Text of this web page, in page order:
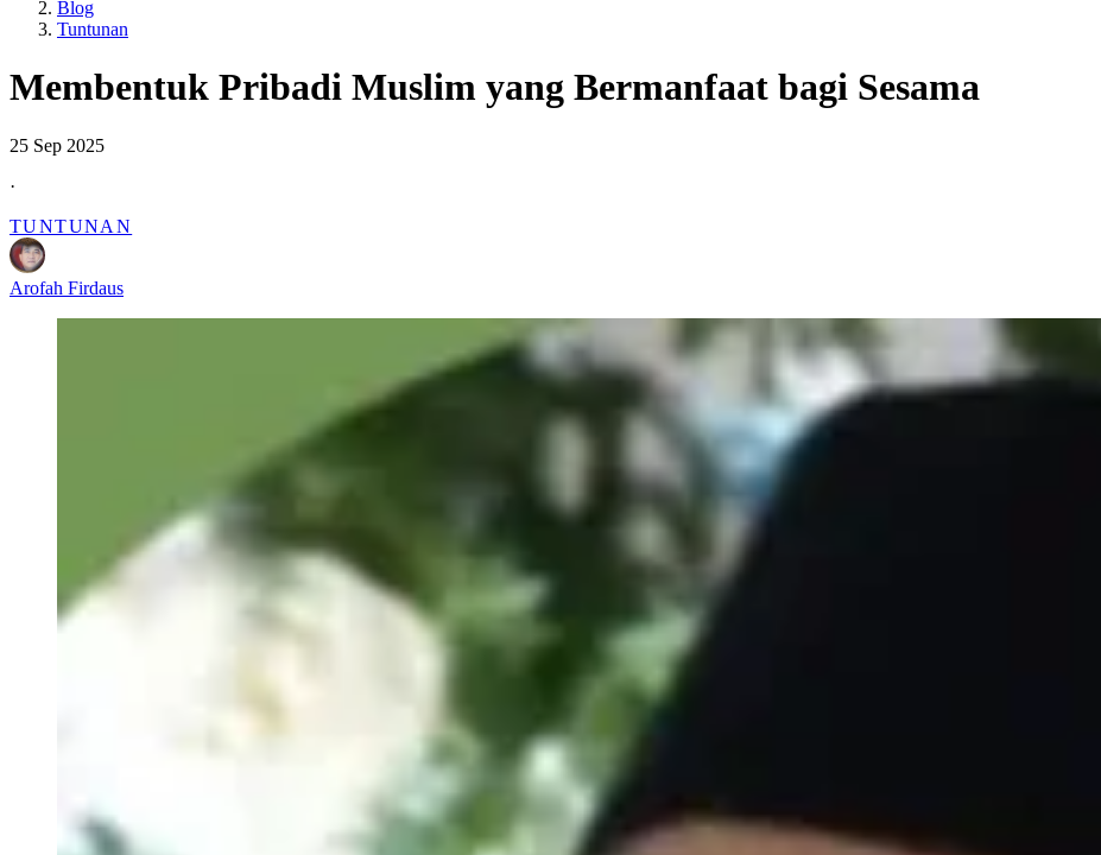
Blog
Tuntunan
Membentuk Pribadi Muslim yang Bermanfaat bagi Sesama
25 Sep 2025
·
TUNTUNAN
Arofah Firdaus